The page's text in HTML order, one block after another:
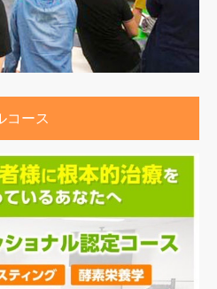
コース